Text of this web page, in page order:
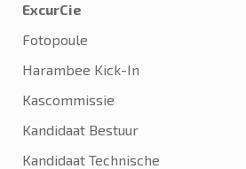
ExcurCie
Fotopoule
Harambee Kick-In
Kascommissie
Kandidaat Bestuur
Kandidaat Technische